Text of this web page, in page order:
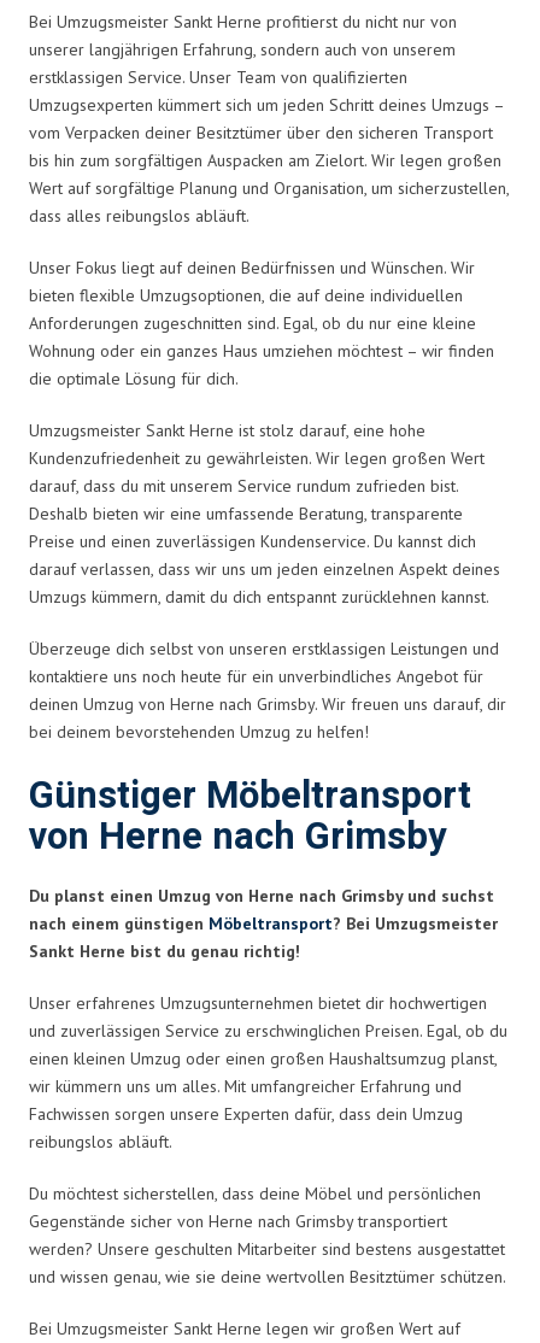
Bei Umzugsmeister Sankt Herne profitierst du nicht nur von
unserer langjährigen Erfahrung, sondern auch von unserem
erstklassigen Service. Unser Team von qualifizierten
Umzugsexperten kümmert sich um jeden Schritt deines Umzugs –
vom Verpacken deiner Besitztümer über den sicheren Transport
bis hin zum sorgfältigen Auspacken am Zielort. Wir legen großen
Wert auf sorgfältige Planung und Organisation, um sicherzustellen,
dass alles reibungslos abläuft.
Unser Fokus liegt auf deinen Bedürfnissen und Wünschen. Wir
bieten flexible Umzugsoptionen, die auf deine individuellen
Anforderungen zugeschnitten sind. Egal, ob du nur eine kleine
Wohnung oder ein ganzes Haus umziehen möchtest – wir finden
die optimale Lösung für dich.
Umzugsmeister Sankt Herne ist stolz darauf, eine hohe
Kundenzufriedenheit zu gewährleisten. Wir legen großen Wert
darauf, dass du mit unserem Service rundum zufrieden bist.
Deshalb bieten wir eine umfassende Beratung, transparente
Preise und einen zuverlässigen Kundenservice. Du kannst dich
darauf verlassen, dass wir uns um jeden einzelnen Aspekt deines
Umzugs kümmern, damit du dich entspannt zurücklehnen kannst.
Überzeuge dich selbst von unseren erstklassigen Leistungen und
kontaktiere uns noch heute für ein unverbindliches Angebot für
deinen Umzug von Herne nach Grimsby. Wir freuen uns darauf, dir
bei deinem bevorstehenden Umzug zu helfen!
Günstiger Möbeltransport
von Herne nach Grimsby
Du planst einen Umzug von Herne nach Grimsby und suchst
nach einem günstigen Möbeltransport? Bei Umzugsmeister
Sankt Herne bist du genau richtig!
Unser erfahrenes Umzugsunternehmen bietet dir hochwertigen
und zuverlässigen Service zu erschwinglichen Preisen. Egal, ob du
einen kleinen Umzug oder einen großen Haushaltsumzug planst,
wir kümmern uns um alles. Mit umfangreicher Erfahrung und
Fachwissen sorgen unsere Experten dafür, dass dein Umzug
reibungslos abläuft.
Du möchtest sicherstellen, dass deine Möbel und persönlichen
Gegenstände sicher von Herne nach Grimsby transportiert
werden? Unsere geschulten Mitarbeiter sind bestens ausgestattet
und wissen genau, wie sie deine wertvollen Besitztümer schützen.
Bei Umzugsmeister Sankt Herne legen wir großen Wert auf